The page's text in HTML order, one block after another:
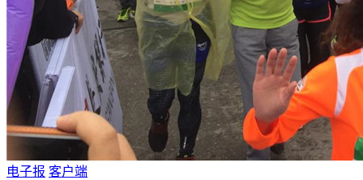
电子报 客户端